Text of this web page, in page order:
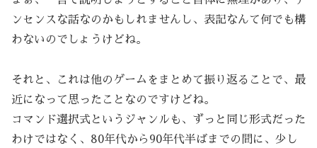
ンセンスな話なのかもしれませんし、表記なんて何でも構
わないのでしょうけどね。
それと、これは他のゲームをまとめて振り返ることで、最
近になって思ったことなのですけどね。
コマンド選択式というジャンルも、ずっと同じ形式だった
わけではなく、80年代から90年代半ばまでの間に、少し